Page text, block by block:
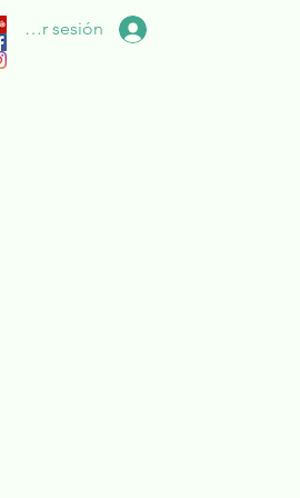
Iniciar sesión